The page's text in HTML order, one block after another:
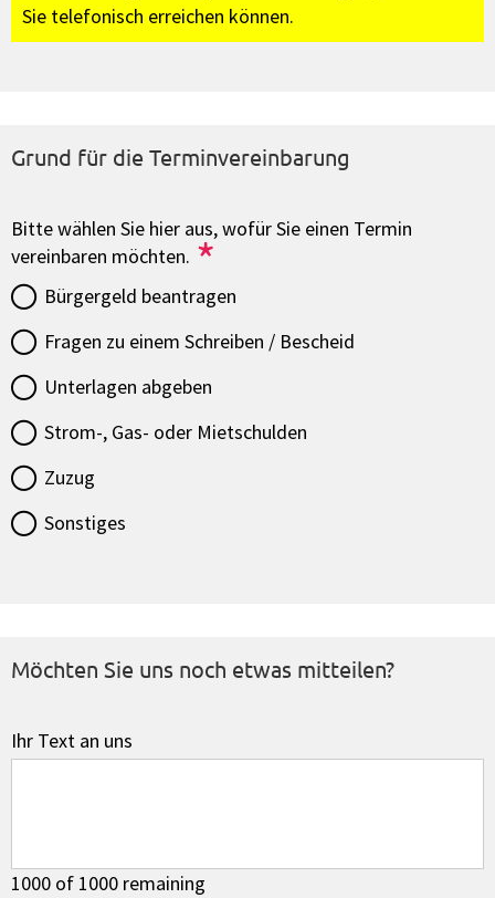
Sie telefonisch erreichen können.
Grund für die Terminvereinbarung
Bitte wählen Sie hier aus, wofür Sie einen Termin
vereinbaren möchten. *
Bürgergeld beantragen
Fragen zu einem Schreiben / Bescheid
Unterlagen abgeben
Strom-, Gas- oder Mietschulden
Zuzug
Sonstiges
Möchten Sie uns noch etwas mitteilen?
Ihr Text an uns
1000 of 1000 remaining